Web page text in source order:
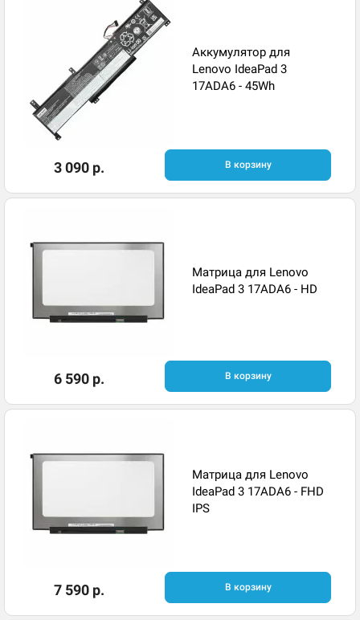
Аккумулятор для
Lenovo IdeaPad 3
17ADA6 - 45Wh
3 090 р. В корзину
Матрица для Lenovo
IdeaPad 3 17ADA6 - HD
6 590 р. В корзину
Матрица для Lenovo
IdeaPad 3 17ADA6 - FHD
IPS
7 590 р. В корзину